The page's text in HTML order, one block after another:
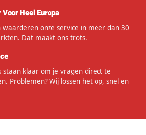
Heel Europa
waarderen onze service in meer dan 30
Dat maakt ons trots.
staan klaar om je vragen direct te
Problemen? Wij lossen het op, snel en